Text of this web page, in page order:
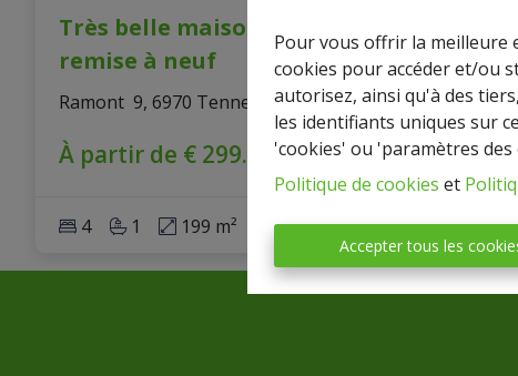
Pour vous offrir la meilleure
cookies pour accéder et/ou
autorisez, ainsi qu'à des
les identifiants uniques sur
'cookies' ou 'paramètres des
Politique de cookies et
Accepter tous les
Très belle maison entièrement
remise à neuf
Ramont  9, 6970 Tenneville|Ref: 15879
À partir de € 299.000
4 1 199 m² 1230 m² 2